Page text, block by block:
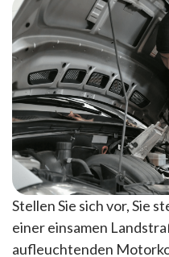
Stellen Sie sich vor, Sie
einer einsamen
aufleuchtenden